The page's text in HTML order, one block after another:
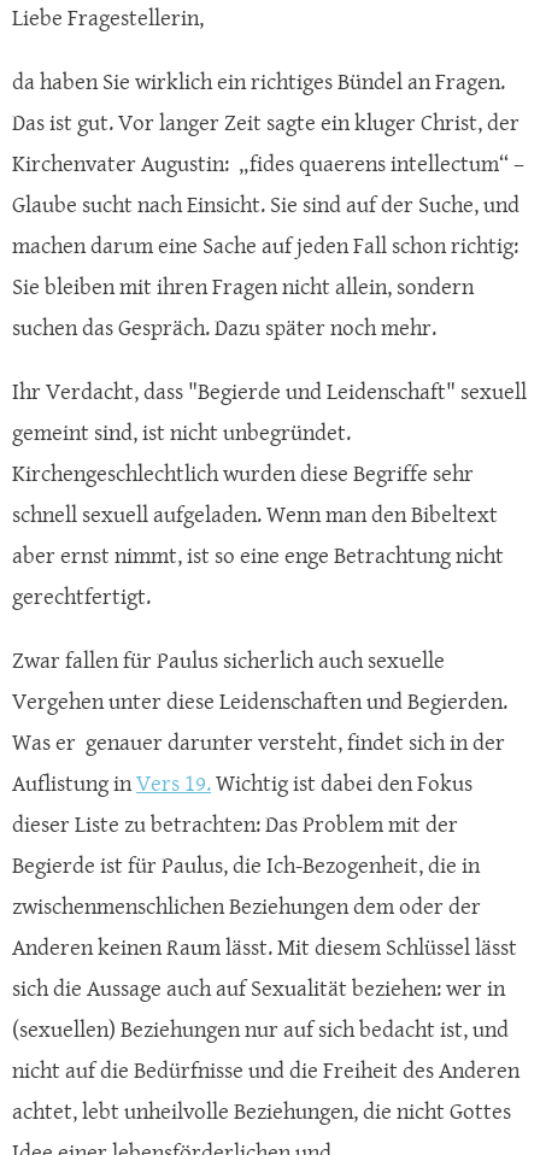
Liebe Fragestellerin,
da haben Sie wirklich ein richtiges Bündel an Fragen.
Das ist gut. Vor langer Zeit sagte ein kluger Christ, der
Kirchenvater Augustin: „fides quaerens intellectum“ –
Glaube sucht nach Einsicht. Sie sind auf der Suche, und
machen darum eine Sache auf jeden Fall schon richtig:
Sie bleiben mit ihren Fragen nicht allein, sondern
suchen das Gespräch. Dazu später noch mehr.
Ihr Verdacht, dass "Begierde und Leidenschaft" sexuell
gemeint sind, ist nicht unbegründet.
Kirchengeschlechtlich wurden diese Begriffe sehr
schnell sexuell aufgeladen. Wenn man den Bibeltext
aber ernst nimmt, ist so eine enge Betrachtung nicht
gerechtfertigt.
Zwar fallen für Paulus sicherlich auch sexuelle
Vergehen unter diese Leidenschaften und Begierden.
Was er genauer darunter versteht, findet sich in der
Auflistung inVers 19.Wichtig ist dabei den Fokus
dieser Liste zu betrachten: Das Problem mit der
Begierde ist für Paulus, die Ich-Bezogenheit, die in
zwischenmenschlichen Beziehungen dem oder der
Anderen keinen Raum lässt. Mit diesem Schlüssel lässt
sich die Aussage auch auf Sexualität beziehen: wer in
(sexuellen) Beziehungen nur auf sich bedacht ist, und
nicht auf die Bedürfnisse und die Freiheit des Anderen
achtet, lebt unheilvolle Beziehungen, die nicht Gottes